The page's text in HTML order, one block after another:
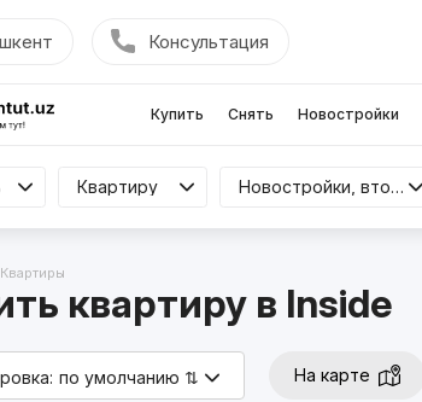
Консультация
Купить Снять Новостройки
Квартиру
Квартиру Все Новостройки, вторичка
Квартиры
квартиру в Inside
по умолчанию ⇅ На карте